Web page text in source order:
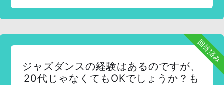
回答済み
ジャズダンスの経験はあるのですが、
20代じゃなくてもOKでしょうか？も